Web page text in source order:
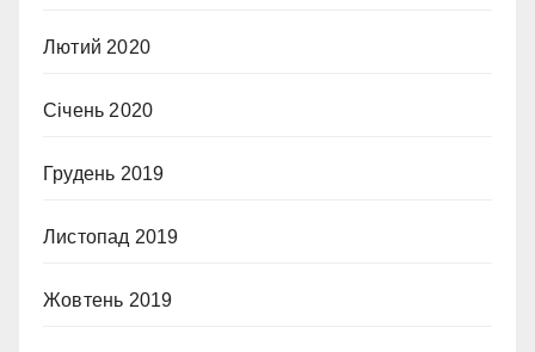
Лютий 2020
Січень 2020
Грудень 2019
Листопад 2019
Жовтень 2019